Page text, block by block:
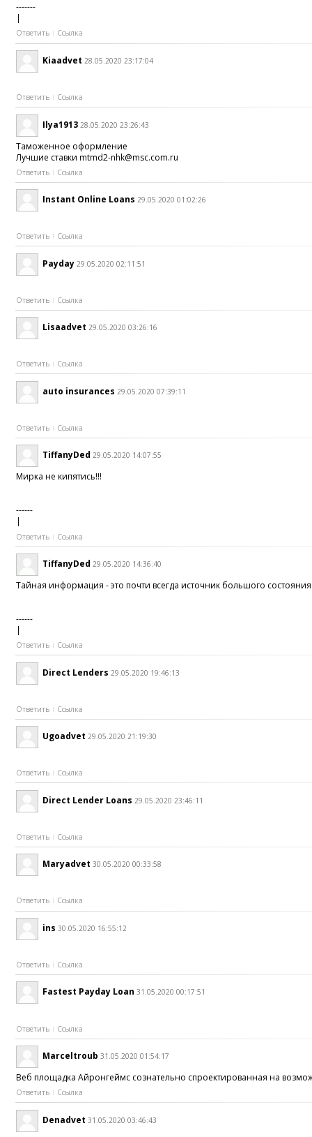
-------
|
Ответить Ссылка
Kiaadvet 28.05.2020 23:17:04
Ответить Ссылка
Ilya1913 28.05.2020 23:26:43
Таможенное оформление
Лучшие ставки mtmd2-nhk@msc.com.ru
Ответить Ссылка
Instant Online Loans 29.05.2020 01:02:26
Ответить Ссылка
Payday 29.05.2020 02:11:51
Ответить Ссылка
Lisaadvet 29.05.2020 03:26:16
Ответить Ссылка
auto insurances 29.05.2020 07:39:11
Ответить Ссылка
TiffanyDed 29.05.2020 14:07:55
Мирка не кипятись!!!
------
|
Ответить Ссылка
TiffanyDed 29.05.2020 14:36:40
Тайная информация - это почти всегда источник большого
------
|
Ответить Ссылка
Direct Lenders 29.05.2020 19:46:13
Ответить Ссылка
Ugoadvet 29.05.2020 21:19:30
Ответить Ссылка
Direct Lender Loans 29.05.2020 23:46:11
Ответить Ссылка
Maryadvet 30.05.2020 00:33:58
Ответить Ссылка
ins 30.05.2020 16:55:12
Ответить Ссылка
Fastest Payday Loan 31.05.2020 00:17:51
Ответить Ссылка
Marceltroub 31.05.2020 01:54:17
Веб площадка Айронгеймс сознательно спроектированная на
Ответить Ссылка
Denadvet 31.05.2020 03:46:43